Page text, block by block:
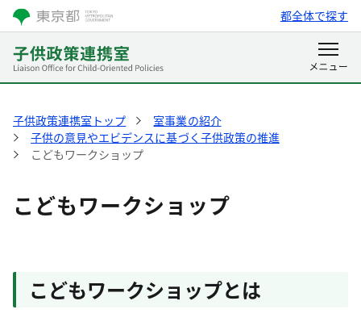
都全体で探す
子供政策連携室トップ
室事業の紹介
子供の意見やエビデンスに基づく子供政策の推進
こどもワークショップ
こどもワークショップ
こどもワークショップとは